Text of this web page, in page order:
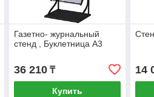
Газетно- журнальный
стенд , Буклетница A3
36 210₸
Купить
14